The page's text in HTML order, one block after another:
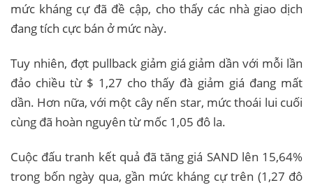
mức kháng cự đã đề cập, cho thấy các nhà giao dịch
đang tích cực bán ở mức này.
Tuy nhiên, đợt pullback giảm giá giảm dần với mỗi lần
đảo chiều từ $ 1,27 cho thấy đà giảm giá đang mất
dần. Hơn nữa, với một cây nến star, mức thoái lui cuối
cùng đã hoàn nguyên từ mốc 1,05 đô la.
Cuộc đấu tranh kết quả đã tăng giá SAND lên 15,64%
trong bốn ngày qua, gần mức kháng cự trên (1,27 đô